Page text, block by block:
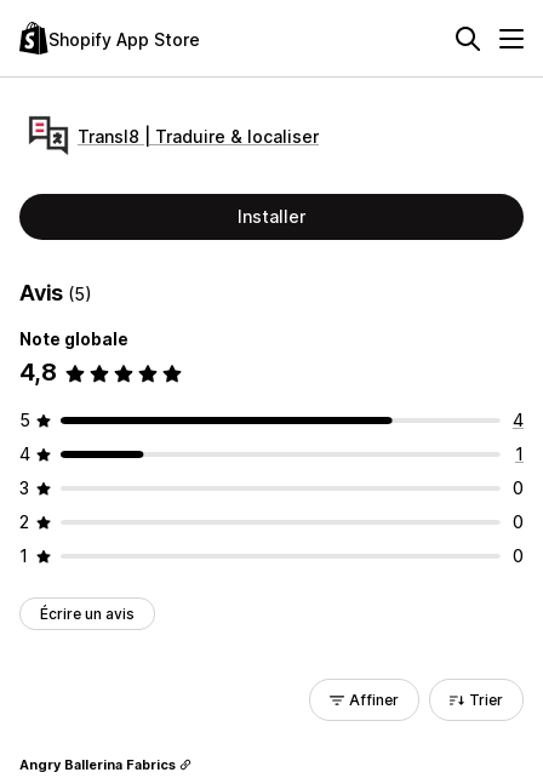
Shopify App Store
Transl8 | Traduire & localiser
Installer
Avis (5)
Note globale
4,8
5
4
4
1
3
0
2
0
1
0
Écrire un avis
Affiner Trier
Angry Ballerina Fabrics